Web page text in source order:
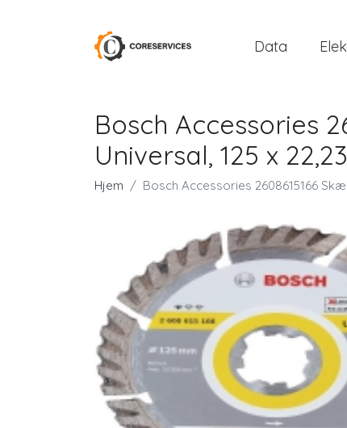
Data
Bosch Accessories
Universal, 125 x
Hjem Bosch Accessories 2608615166